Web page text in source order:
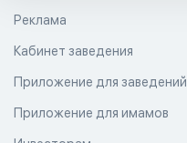
Реклама
Кабинет заведения
Приложение для заведений
Приложение для имамов